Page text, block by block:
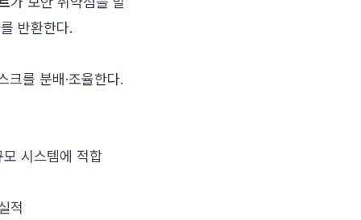
반환한다.
를 분배·조율한다.
시스템에 적합
적